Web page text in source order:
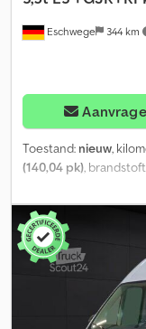
Eschwege 344 km
Toestand: nieuw,
(140,04 pk),
emissieklasse:Euro 6,
mm, totale breedte:
airconditioning,
centrale
mistlampen,
All-season banden